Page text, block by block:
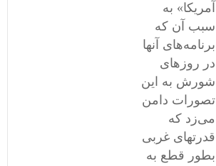
آمریکا» به
سبب آن که
برنامه‌های آنها
در روزهای
شورش به این
تصورات دامن
می‌زد که
قدرتهای غربی
بطور قطع به